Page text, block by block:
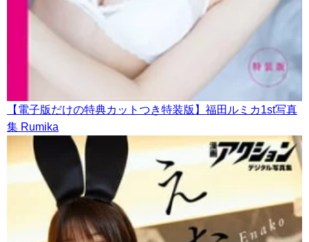
【電子版だけの特典カットつき特装版】福田ルミカ1st写真
集 Rumika